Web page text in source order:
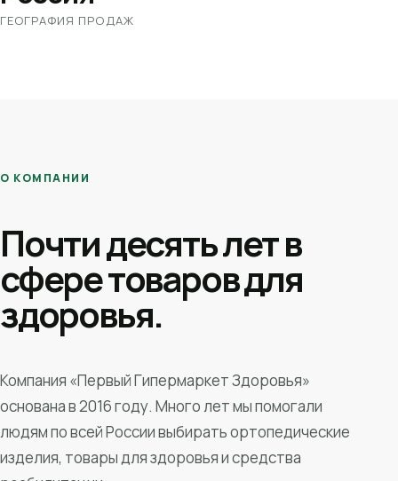
ГЕОГРАФИЯ ПРОДАЖ
О КОМПАНИИ
Почти десять лет в
сфере товаров для
здоровья.
Компания «Первый Гипермаркет Здоровья»
основана в 2016 году. Много лет мы помогали
людям по всей России выбирать ортопедические
изделия, товары для здоровья и средства